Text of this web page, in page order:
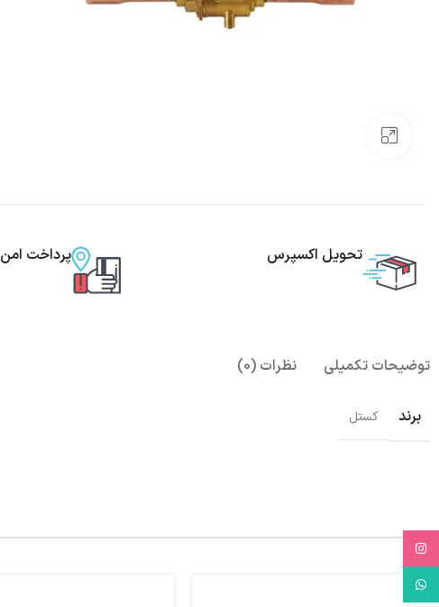
تحویل اکسپرس پرداخت امن
توضیحات تکمیلی نظرات (0)
برند کستل